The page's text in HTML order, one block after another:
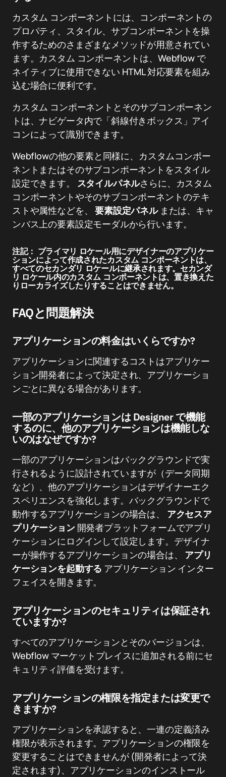
カスタム コンポーネントには、コンポーネントの
プロパティ、スタイル、サブコンポーネントを操
作するためのさまざまなメソッドが用意されてい
ます。カスタム コンポーネントは、Webflow で
ネイティブに使用できない HTML 対応要素を組み
込む場合に便利です。
カスタム コンポーネントとそのサブコンポーネン
トは、ナビゲータ内で「斜線付きボックス」アイ
コンによって識別できます。
Webflowの他の要素と同様に、カスタムコンポー
ネントまたはそのサブコンポーネントをスタイル
設定できます。 スタイルパネルさらに、カスタム
コンポーネントやそのサブコンポーネントのテキ
ストや属性などを、要素設定パネルまたは、キャ
ンバス上の要素設定モーダルから行います。
注記： プライマリ ロケール用にデザイナーのアプリケー
ションによって作成されたカスタム コンポーネントは、
すべてのセカンダリ ロケールに継承されます。セカンダ
リ ロケール内のカスタム コンポーネントは、置き換えた
りローカライズしたりすることはできません。
FAQと問題解決
アプリケーションの料金はいくらですか?
アプリケーションに関連するコストはアプリケー
ション開発者によって決定され、アプリケーショ
ンごとに異なる場合があります。
一部のアプリケーションは Designer で機能
するのに、他のアプリケーションは機能しな
いのはなぜですか?
一部のアプリケーションはバックグラウンドで実
行されるように設計されていますが（データ同期
など）、他のアプリケーションはデザイナーエク
スペリエンスを強化します。バックグラウンドで
動作するアプリケーションの場合は、 アクセスア
プリケーション開発者プラットフォームでアプリ
ケーションにログインして設定します。デザイナ
ーが操作するアプリケーションの場合は、 アプリ
ケーションを起動する アプリケーション インター
フェイスを開きます。
アプリケーションのセキュリティは保証され
ていますか?
すべてのアプリケーションとそのバージョンは、
Webflow マーケットプレイスに追加される前にセ
キュリティ評価を受けます。
アプリケーションの権限を指定または変更で
きますか?
アプリケーションを承認すると、一連の定義済み
権限が表示されます。アプリケーションの権限を
変更することはできませんが (開発者によって決
定されます)、アプリケーションのインストール